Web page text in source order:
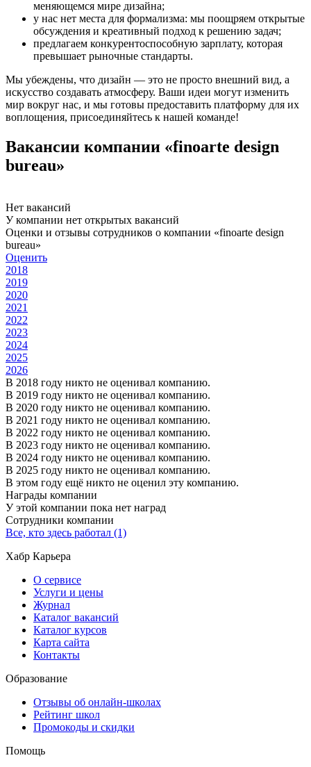
меняющемся мире дизайна;
у нас нет места для формализма: мы поощряем открытые
обсуждения и креативный подход к решению задач;
предлагаем конкурентоспособную зарплату, которая
превышает рыночные стандарты.
Мы убеждены, что дизайн — это не просто внешний вид, а
искусство создавать атмосферу. Ваши идеи могут изменить
мир вокруг нас, и мы готовы предоставить платформу для их
воплощения, присоединяйтесь к нашей команде!
Вакансии компании «finoarte design
bureau»
Нет вакансий
У компании нет открытых вакансий
Оценки и отзывы сотрудников о компании «finoarte design
bureau»
Оценить
2018
2019
2020
2021
2022
2023
2024
2025
2026
В 2018 году никто не оценивал компанию.
В 2019 году никто не оценивал компанию.
В 2020 году никто не оценивал компанию.
В 2021 году никто не оценивал компанию.
В 2022 году никто не оценивал компанию.
В 2023 году никто не оценивал компанию.
В 2024 году никто не оценивал компанию.
В 2025 году никто не оценивал компанию.
В этом году ещё никто не оценил эту компанию.
Награды компании
У этой компании пока нет наград
Сотрудники компании
Все, кто здесь работал (1)
Хабр Карьера
О сервисе
Услуги и цены
Журнал
Каталог вакансий
Каталог курсов
Карта сайта
Контакты
Образование
Отзывы об онлайн-школах
Рейтинг школ
Промокоды и скидки
Помощь